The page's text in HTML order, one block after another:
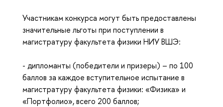
Участникам конкурса могут быть предоставлены
значительные льготы при поступлении в
магистратуру факультета физики НИУ ВШЭ:
- дипломанты (победители и призеры) – по 100
баллов за каждое вступительное испытание в
магистратуру факультета физики: «Физика» и
«Портфолио», всего 200 баллов;